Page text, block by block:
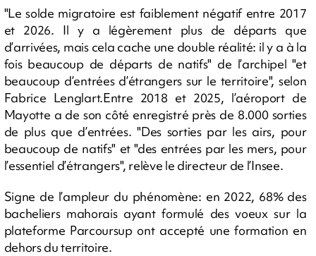
"Le solde migratoire est faiblement négatif entre 2017
et 2026. Il y a légèrement plus de départs que
d’arrivées, mais cela cache une double réalité: il y a à la
fois beaucoup de départs de natifs" de l’archipel "et
beaucoup d’entrées d’étrangers sur le territoire", selon
Fabrice Lenglart.Entre 2018 et 2025, l’aéroport de
Mayotte a de son côté enregistré près de 8.000 sorties
de plus que d’entrées. "Des sorties par les airs, pour
beaucoup de natifs" et "des entrées par les mers, pour
l’essentiel d’étrangers", relève le directeur de l’Insee.
Signe de l’ampleur du phénomène: en 2022, 68% des
bacheliers mahorais ayant formulé des voeux sur la
plateforme Parcoursup ont accepté une formation en
dehors du territoire.